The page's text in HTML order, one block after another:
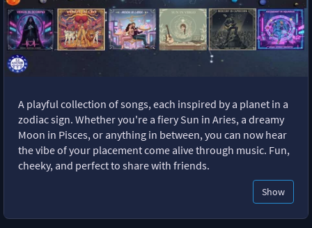
A playful collection of songs, each inspired by a planet in a
zodiac sign. Whether you're a fiery Sun in Aries, a dreamy
Moon in Pisces, or anything in between, you can now hear
the vibe of your placement come alive through music. Fun,
cheeky, and perfect to share with friends.
Show